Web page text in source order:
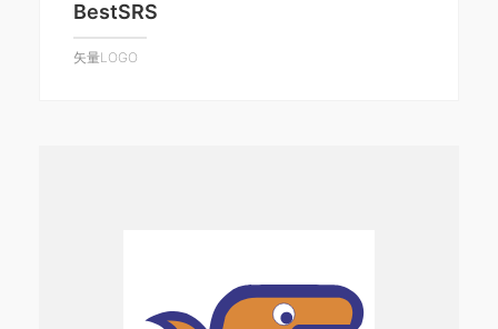
BestSRS
矢量LOGO